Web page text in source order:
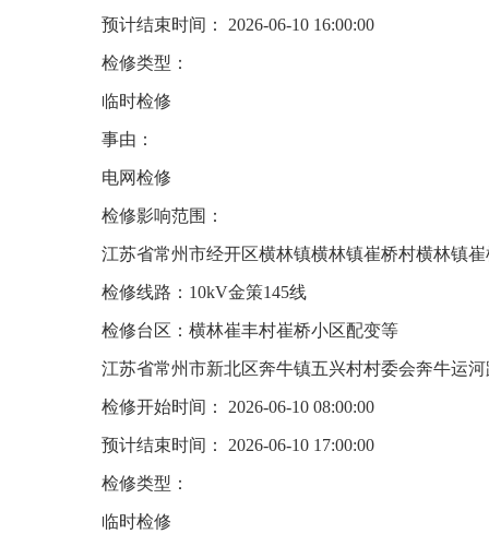
预计结束时间： 2026-06-10 16:00:00
检修类型：
临时检修
事由：
电网检修
检修影响范围：
江苏省常州市经开区横林镇横林镇崔桥村横林镇
检修线路：10kV金策145线
检修台区：横林崔丰村崔桥小区配变等
江苏省常州市新北区奔牛镇五兴村村委会奔牛运
检修开始时间： 2026-06-10 08:00:00
预计结束时间： 2026-06-10 17:00:00
检修类型：
临时检修